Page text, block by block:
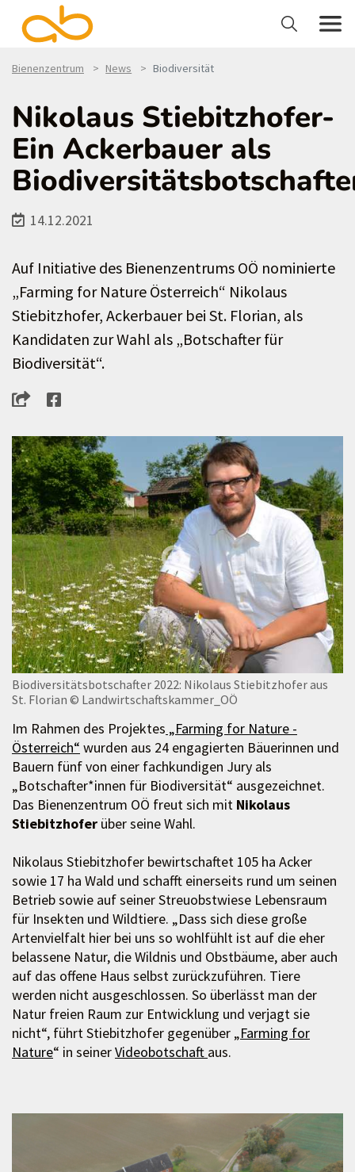
Bienenzentrum News Biodiversität
Nikolaus Stiebitzhofer-
Ein Ackerbauer als
14.12.2021
Auf Initiative des Bienenzentrums OÖ nominierte
„Farming for Nature Österreich“ Nikolaus
Stiebitzhofer, Ackerbauer bei St. Florian, als
Kandidaten zur Wahl als „Botschafter für
Biodiversität“.
Biodiversitätsbotschafter 2022: Nikolaus Stiebitzhofer aus
St. Florian © Landwirtschaftskammer_OÖ
Im Rahmen des Projektes „Farming for Nature -
Österreich“ wurden aus 24 engagierten Bäuerinnen und
Bauern fünf von einer fachkundigen Jury als
„Botschafter*innen für Biodiversität“ ausgezeichnet.
Das Bienenzentrum OÖ freut sich mit Nikolaus
Stiebitzhofer über seine Wahl.
Nikolaus Stiebitzhofer bewirtschaftet 105 ha Acker
sowie 17 ha Wald und schafft einerseits rund um seinen
Betrieb sowie auf seiner Streuobstwiese Lebensraum
für Insekten und Wildtiere. „Dass sich diese große
Artenvielfalt hier bei uns so wohlfühlt ist auf die eher
belassene Natur, die Wildnis und Obstbäume, aber auch
auf das offene Haus selbst zurückzuführen. Tiere
werden nicht ausgeschlossen. So überlässt man der
Natur freien Raum zur Entwicklung und verjagt sie
nicht“, führt Stiebitzhofer gegenüber „Farming for
Nature“ in seinerVideobotschaft aus.